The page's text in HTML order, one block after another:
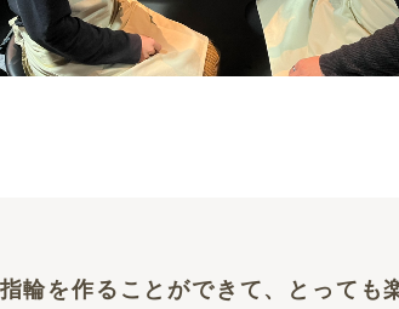
輪を作ることができて、とっても